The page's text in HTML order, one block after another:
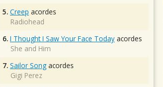
5. Creep acordes
Radiohead
6. I Thought I Saw Your Face Today acordes
She and Him
7. Sailor Song acordes
Gigi Perez